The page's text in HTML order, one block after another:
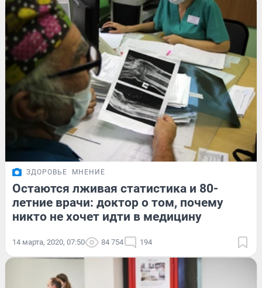
ЗДОРОВЬЕ МНЕНИЕ
Остаются лживая статистика и 80-
летние врачи: доктор о том, почему
никто не хочет идти в медицину
14 марта, 2020, 07:50 84 754 194